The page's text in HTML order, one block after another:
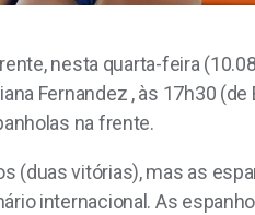
nesta quarta-feira
Fernandez , às 17h30
na frente.
vitórias), mas as
internacional. As